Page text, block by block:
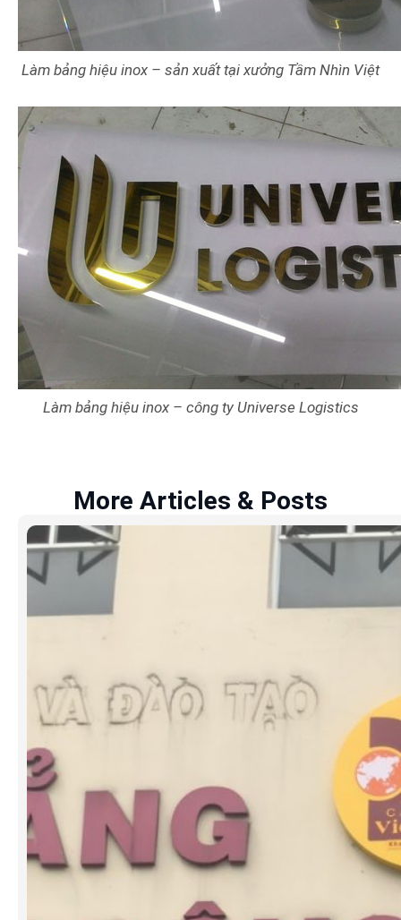
Làm bảng hiệu inox – sản xuất tại xưởng Tầm Nhìn Việt
Làm bảng hiệu inox – công ty Universe Logistics
More Articles & Posts